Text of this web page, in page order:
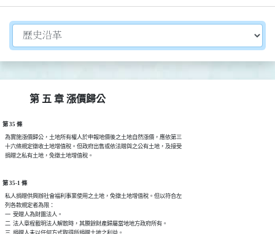
切換選擇法規資訊內容
第 五 章 漲價歸公
第 35 條
  為實施漲價歸公，土地所有權人於申報地價後之土地自然漲價，應依第三
  十六條規定徵收土地增值稅。但政府出售或依法贈與之公有土地，及接受
第 35-1 條
  私人捐贈供興辦社會福利事業使用之土地，免徵土地增值稅。但以符合左
  列各款規定者為限：
  一  受贈人為財團法人。
  二  法人章程載明法人解散時，其賸餘財產歸屬當地地方政府所有。